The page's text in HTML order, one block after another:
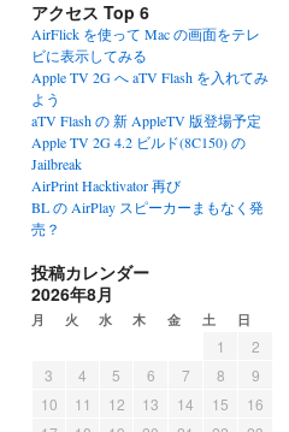
アクセス Top 6
AirFlick を使って Mac の画面をテレ
ビに表示してみる
Apple TV 2G へ aTV Flash を入れてみ
よう
aTV Flash の 新 AppleTV 版登場予定
Apple TV 2G 4.2 ビルド(8C150) の
Jailbreak
AirPrint Hacktivator 再び
BL の AirPlay スピーカーまもなく発
売？
投稿カレンダー
2026年8月
月 火 水 木 金 土 日
1
2
3
4 5 6 7 8
9
10
11 12 13 14 15
16